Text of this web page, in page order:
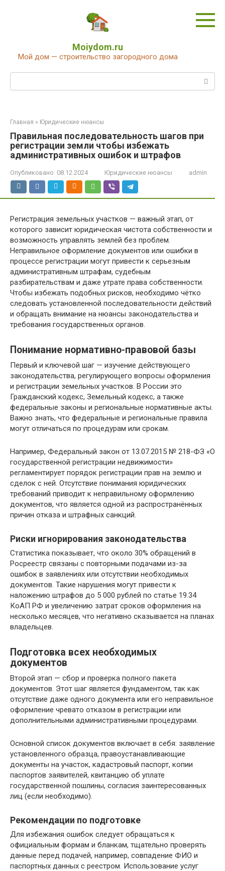
Moiydom.ru
Мой дом — строительство загородного дома
Главная » Юридические нюансы
Правильная последовательность шагов при
регистрации земли чтобы избежать
административных ошибок и штрафов
Опубликовано: 08.12.2024 Юридические нюансы admin
Регистрация земельных участков — важный этап, от
которого зависит юридическая чистота собственности и
возможность управлять землей без проблем.
Неправильное оформление документов или ошибки в
процессе регистрации могут привести к серьезным
административным штрафам, судебным
разбирательствам и даже утрате права собственности.
Чтобы избежать подобных рисков, необходимо чётко
следовать установленной последовательности действий
и обращать внимание на нюансы законодательства и
требования государственных органов.
Понимание нормативно-правовой базы
Первый и ключевой шаг — изучение действующего
законодательства, регулирующего вопросы оформления
и регистрации земельных участков. В России это
Гражданский кодекс, Земельный кодекс, а также
федеральные законы и региональные нормативные акты.
Важно знать, что федеральные и региональные правила
могут отличаться по процедурам или срокам.
Например, Федеральный закон от 13.07.2015 № 218-ФЗ «О
государственной регистрации недвижимости»
регламентирует порядок регистрации прав на землю и
сделок с ней. Отсутствие понимания юридических
требований приводит к неправильному оформлению
документов, что является одной из распространённых
причин отказа и штрафных санкций.
Риски игнорирования законодательства
Статистика показывает, что около 30% обращений в
Росреестр связаны с повторными подачами из-за
ошибок в заявлениях или отсутствии необходимых
документов. Такие нарушения могут привести к
наложению штрафов до 5 000 рублей по статье 19.34
КоАП РФ и увеличению затрат сроков оформления на
несколько месяцев, что негативно сказывается на планах
владельцев.
Подготовка всех необходимых
документов
Второй этап — сбор и проверка полного пакета
документов. Этот шаг является фундаментом, так как
отсутствие даже одного документа или его неправильное
оформление чревато отказом в регистрации или
дополнительными административными процедурами.
Основной список документов включает в себя: заявление
установленного образца, правоустанавливающие
документы на участок, кадастровый паспорт, копии
паспортов заявителей, квитанцию об уплате
государственной пошлины, согласия заинтересованных
лиц (если необходимо).
Рекомендации по подготовке
Для избежания ошибок следует обращаться к
официальным формам и бланкам, тщательно проверять
данные перед подачей, например, совпадение ФИО и
паспортных данных с реестром. Использование услуг